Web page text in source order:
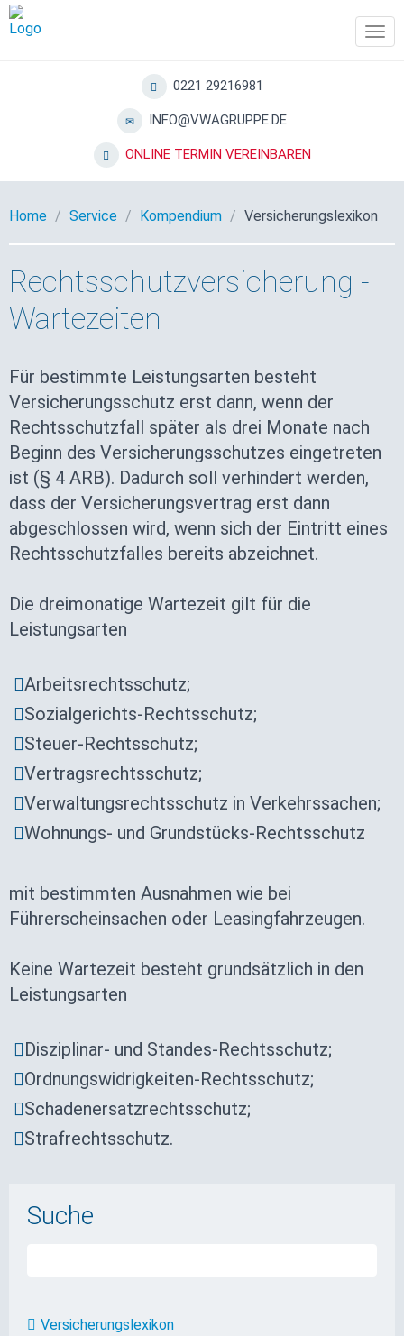
0221 29216981
INFO@VWAGRUPPE.DE
ONLINE TERMIN VEREINBAREN
Home Service Kompendium Versicherungslexikon
Rechtsschutzversicherung -
Wartezeiten
Für bestimmte Leistungsarten besteht
Versicherungsschutz erst dann, wenn der
Rechtsschutzfall später als drei Monate nach
Beginn des Versicherungsschutzes eingetreten
ist (§ 4 ARB). Dadurch soll verhindert werden,
dass der Versicherungsvertrag erst dann
abgeschlossen wird, wenn sich der Eintritt eines
Rechtsschutzfalles bereits abzeichnet.
Die dreimonatige Wartezeit gilt für die
Leistungsarten
Arbeitsrechtsschutz;
Sozialgerichts-Rechtsschutz;
Steuer-Rechtsschutz;
Vertragsrechtsschutz;
Verwaltungsrechtsschutz in Verkehrssachen;
Wohnungs- und Grundstücks-Rechtsschutz
mit bestimmten Ausnahmen wie bei
Führerscheinsachen oder Leasingfahrzeugen.
Keine Wartezeit besteht grundsätzlich in den
Leistungsarten
Disziplinar- und Standes-Rechtsschutz;
Ordnungswidrigkeiten-Rechtsschutz;
Schadenersatzrechtsschutz;
Strafrechtsschutz.
Suche
Versicherungslexikon